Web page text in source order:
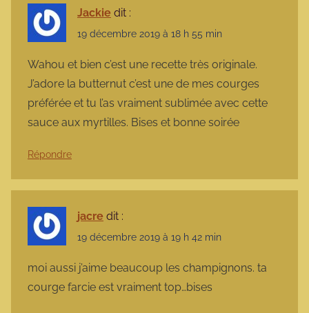
Jackie dit :
19 décembre 2019 à 18 h 55 min
Wahou et bien c’est une recette très originale.
J’adore la butternut c’est une de mes courges
préférée et tu l’as vraiment sublimée avec cette
sauce aux myrtilles. Bises et bonne soirée
Répondre
jacre dit :
19 décembre 2019 à 19 h 42 min
moi aussi j’aime beaucoup les champignons. ta
courge farcie est vraiment top…bises